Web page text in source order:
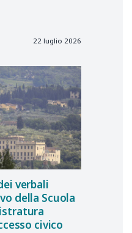
22 luglio 2026
verbali
della Scuola
civico